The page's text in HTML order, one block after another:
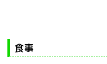
食事